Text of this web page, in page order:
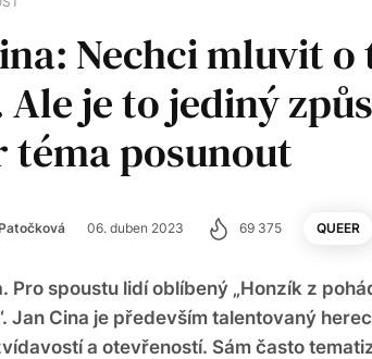
Nechci mluvit
Ale je to jediný
téma posunout
06. duben 2023 69 375 QUEER
Pro spoustu lidí oblíbený „Honzík z
Jan Cina je především talentovaný
a otevřeností. Sám často